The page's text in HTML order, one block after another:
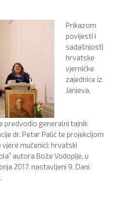
Prikazom
povijesti i
sadašnjosti
hrvatske
vjerničke
zajednice iz
Janjeva,
predvodio generalni tajnik
dr. Petar Palić te projekcijom
mučenici: hrvatski
autora Bože Vodopije, u
2017. nastavljeni 9. Dani